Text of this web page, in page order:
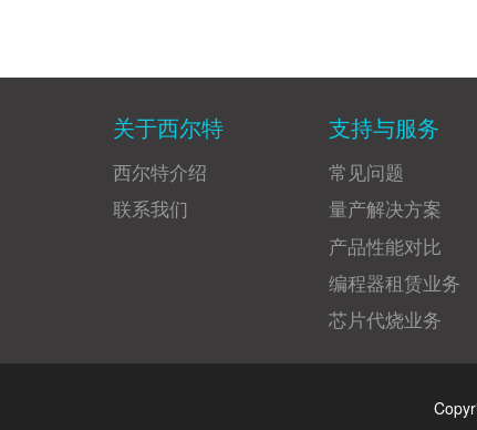
关于西尔特
西尔特介绍
联系我们
支持与服务
常见问题
量产解决方案
产品性能对比
编程器租赁业务
芯片代烧业务